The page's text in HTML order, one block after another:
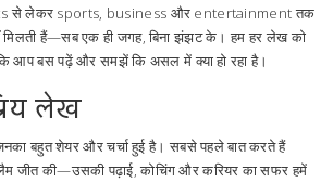
से लेकर sports, business और entertainment तक
मिलती हैं—सब एक ही जगह, बिना झंझट के। हम हर लेख को
आप बस पढ़ें और समझें कि असल में क्या हो रहा है।
लेख
बहुत शेयर और चर्चा हुई है। सबसे पहले बात करते हैं
जीत की—उसकी पढ़ाई, कोचिंग और करियर का सफर हमें